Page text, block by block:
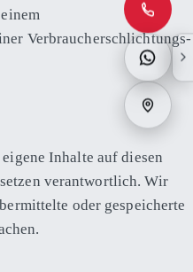
Verbraucher­schlichtungs­
Inhalte auf diesen
verantwortlich. Wir
oder gespeicherte